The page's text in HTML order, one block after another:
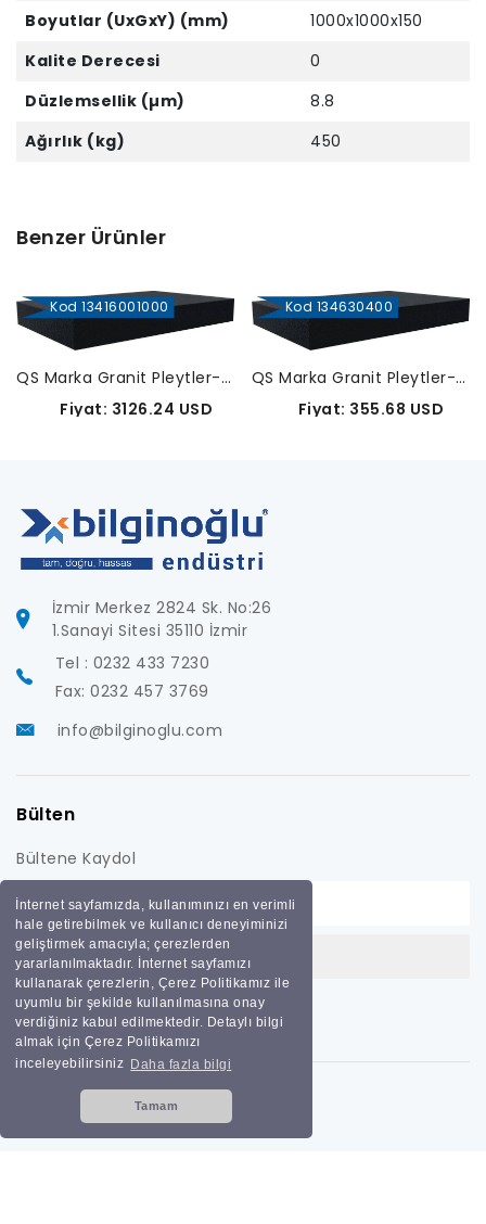
İnternet sayfamızda, kullanımınızı en verimli
hale getirebilmek ve kullanıcı deneyiminizi
geliştirmek amacıyla; çerezlerden
yararlanılmaktadır. İnternet sayfamızı
kullanarak çerezlerin, Çerez Politikamız ile
uyumlu bir şekilde kullanılmasına onay
verdiğiniz kabul edilmektedir. Detaylı bilgi
almak için Çerez Politikamızı
inceleyebilirsiniz Daha fazla bilgi
Tamam
Boyutlar (UxGxY) (mm)
1000x1000x150
Kalite Derecesi
0
Düzlemsellik (µm)
8.8
Ağırlık (kg)
450
Benzer Ürünler
Kod 13416001000
QS Marka Granit Pleytler-1600-1000
Fiyat: 3126.24 USD
Kod 134630400
QS Marka Granit Pleytler-630-400
Fiyat: 355.68 USD
İzmir Merkez 2824 Sk. No:26
1.Sanayi Sitesi 35110 İzmir
Tel : 0232 433 7230
Fax: 0232 457 3769
info@bilginoglu.com
Bülten
Bültene Kaydol